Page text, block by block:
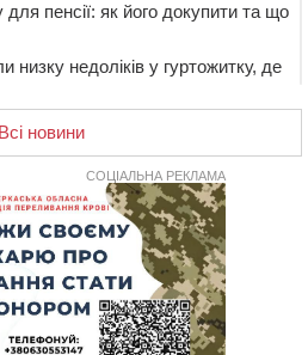
пенсії: як його докупити та що
низку недоліків у гуртожитку, де
рідкісного чорного грифа
20 млн грн на роботу
до кінця року
право оренди земельних
переданих іноземцем
і дві педагогині з області
Global Teacher Prize Ukraine 2026
Всі новини
СОЦІАЛЬНА РЕКЛАМА